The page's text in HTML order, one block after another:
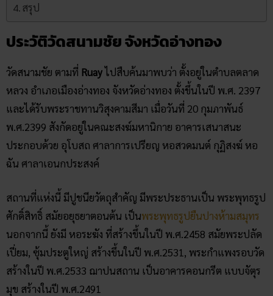
สรุป
ประวัติวัดสนามชัย จังหวัดอ่างทอง
วัดสนามชัย ตามที่ Ruayไปสืบค้นมาพบว่า ตั้งอยู่ในตำบลตลาด
หลวง อำเภอเมืองอ่างทอง จังหวัดอ่างทอง ตั้งขึ้นในปี พ.ศ. 2397
และได้รับพระราชทานวิสุงคามสีมา เมื่อวันที่ 20 กุมภาพันธ์
พ.ศ.2399 สังกัดอยู่ในคณะสงฆ์มหานิกาย อาคารเสนาสนะ
ประกอบด้วย อุโบสถ ศาลาการเปรียญ หอสวดมนต์ กุฏิสงฆ์ หอ
ฉัน ศาลาเอนกประสงค์
สถานที่แห่งนี้ มีปูชนียวัตถุสำคัญ มีพระประธานเป็น พระพุทธรูป
ศักดิ์สิทธิ์ สมัยอยุธยาตอนต้น เป็นพระพุทธรูปยืนปางห้ามสมุทร
นอกจากนี้ ยังมี หอระฆัง ที่สร้างขึ้นในปี พ.ศ.2458 สมัยพระปลัด
เปี่ยม, ซุ้มประตูใหญ่ สร้างขึ้นในปี พ.ศ.2531, พระกำแพงรอบวัด
สร้างในปี พ.ศ.2533 ฌาปนสถาน เป็นอาคารคอนกรีต แบบจัตุร
มุข สร้างในปี พ.ศ.2491